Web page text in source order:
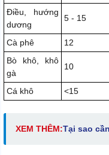
Điều, hướng
dương
5 - 15
Cà phê 12
Bò khô, khô
gà
10
Cá khô <15
XEM THÊM:Tại sao